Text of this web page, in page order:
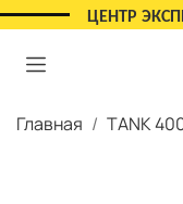
ЦЕНТР
Главная TANK